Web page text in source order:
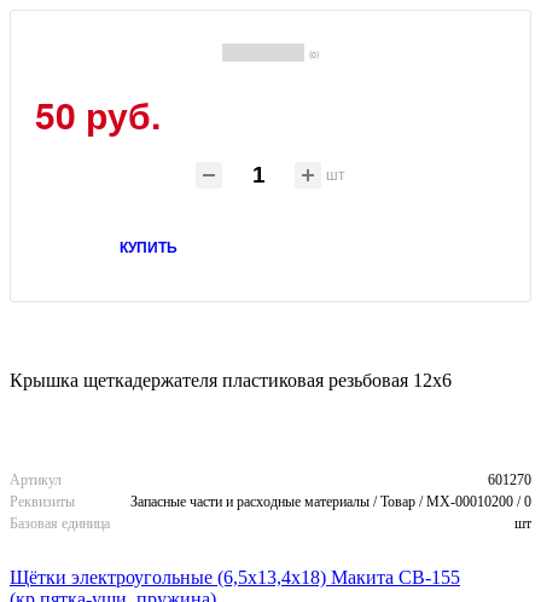
(0)
50 руб.
шт
КУПИТЬ
Крышка щеткадержателя пластиковая резьбовая 12x6
Артикул
601270
Реквизиты
Запасные части и расходные материалы / Товар / MX-00010200 / 0
Базовая единица
шт
Щётки электроугольные (6,5х13,4х18) Макита CB-155